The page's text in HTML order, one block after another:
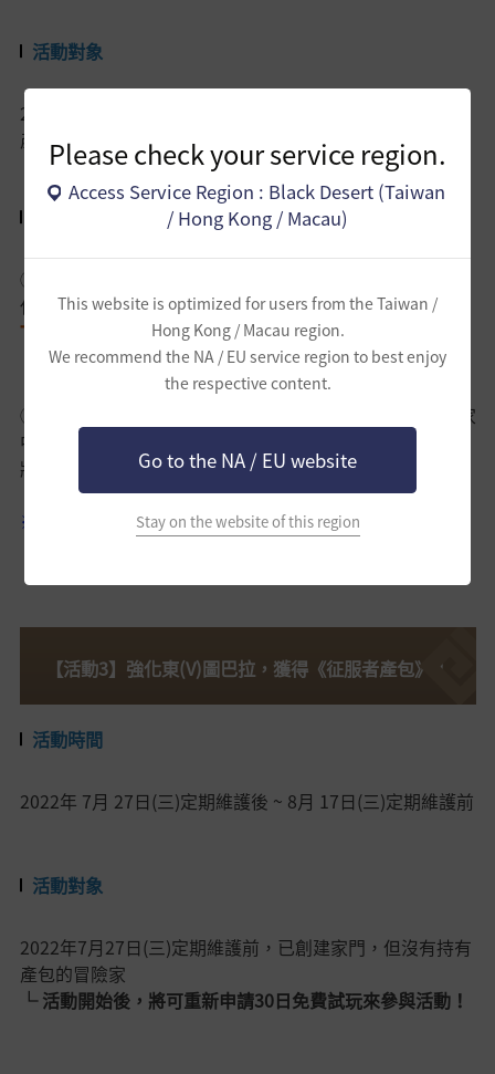
Please check your service region.
Access Service Region : Black Desert (Taiwan
/ Hong Kong / Macau)
This website is optimized for users from the Taiwan /
Hong Kong / Macau region.
We recommend the NA / EU service region to best enjoy
the respective content.
Go to the NA / EU website
Stay on the website of this region
活動對象
2022年7月27日(三)定期維護後，首次創建家門且尚未持有
產包的新手冒險家
① 在活動期間達成56等級後，用該角色完成繼承或是覺醒
任務吧！
Tip!
現在登入黑色沙漠並達成50等級的話，可以免費獲得
「遊戲登入券」！
② 在2022年8月17日(三)定期維護前滿足上述條件的冒險家
中，
將會抽出
幸運冒險家，可以獲得價值新台幣2400元
《征服者產包》。
※ 活動獎勵僅發放《征服者產包》內容物道具，不包含
【活動3】強化東(V)圖巴拉，獲得《征服者產包》！
活動時間
2022年 7月 27日(三)定期維護後 ~ 8月 17日(三)定期維護前
活動對象
2022年7月27日(三)定期維護前，已創建家門，但沒有持有
產包的冒險家
└ 活動開始後，將可重新申請30日免費試玩來參與活動！